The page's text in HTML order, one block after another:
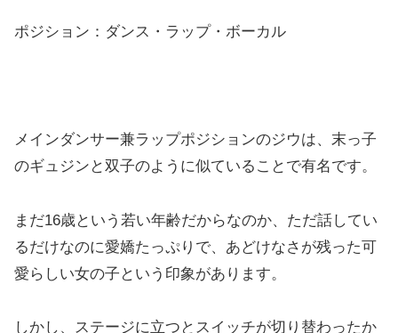
ポジション：ダンス・ラップ・ボーカル
メインダンサー兼ラップポジションのジウは、末っ子
のギュジンと双子のように似ていることで有名です。
まだ16歳という若い年齢だからなのか、ただ話してい
るだけなのに愛嬌たっぷりで、あどけなさが残った可
愛らしい女の子という印象があります。
しかし、ステージに立つとスイッチが切り替わったか